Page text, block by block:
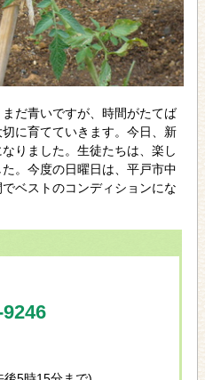
だ青いですが、時間がたてば
に育てていきます。今日、新
りました。生徒たちは、楽し
。今度の日曜日は、平戸市中
ベストのコンディションにな